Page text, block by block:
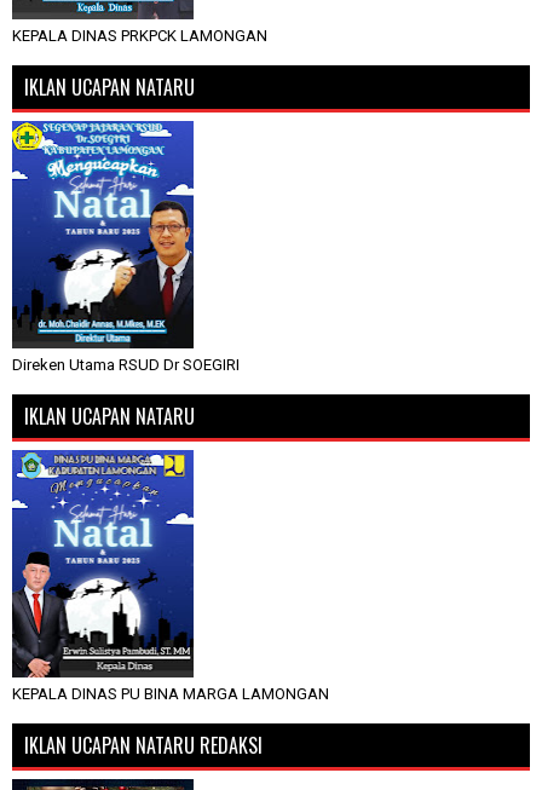
KEPALA DINAS PRKPCK LAMONGAN
IKLAN UCAPAN NATARU
Direken Utama RSUD Dr SOEGIRI
IKLAN UCAPAN NATARU
KEPALA DINAS PU BINA MARGA LAMONGAN
IKLAN UCAPAN NATARU REDAKSI